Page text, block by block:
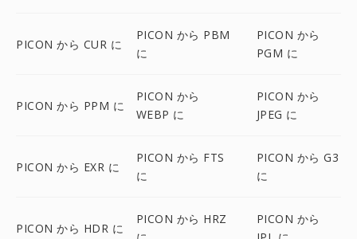
PICON から CUR に
PICON から PBM
に
PICON から
PGM に
PICON から PPM に
PICON から
WEBP に
PICON から
JPEG に
PICON から EXR に
PICON から FTS
に
PICON から G3
に
PICON から HDR に
PICON から HRZ
PICON から